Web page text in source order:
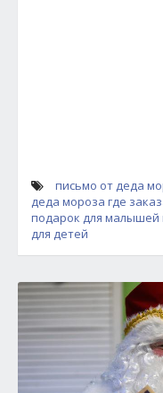
письмо от деда
деда мороза где
подарок для малышей
для детей